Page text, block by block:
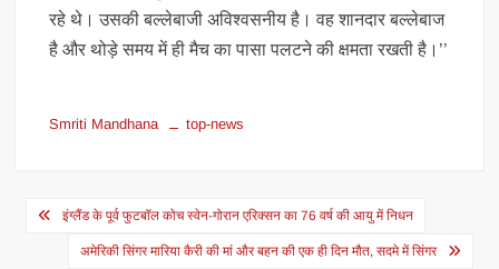
रहे थे। उसकी बल्लेबाजी अविश्वसनीय है। वह शानदार बल्लेबाज
है और थोड़े समय में ही मैच का पासा पलटने की क्षमता रखती है।’’
Smriti Mandhana top-news
Post
navigation
इंग्लैंड के पूर्व फुटबॉल कोच स्वेन-गोरान एरिक्सन का 76 वर्ष की आयु में निधन
अमेरिकी सिंगर मारिया कैरी की मां और बहन की एक ही दिन मौत, सदमे में सिंगर